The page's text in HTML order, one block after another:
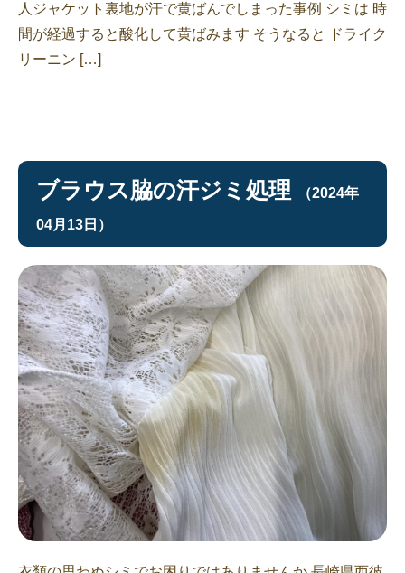
人ジャケット裏地が汗で黄ばんでしまった事例 シミは 時
間が経過すると酸化して黄ばみます そうなると ドライク
リーニン […]
ブラウス脇の汗ジミ処理 （2024年
04月13日）